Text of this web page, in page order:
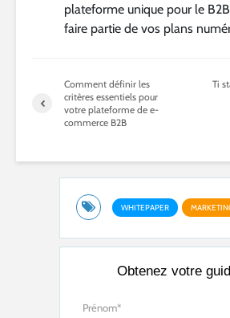
plateforme unique pour le
faire partie de vos plans
Comment définir les
critères essentiels pour
votre plateforme de e-
commerce B2B
Ti
WHITEPAPER
Obtenez votre